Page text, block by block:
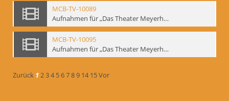
MCB-TV-10089
Aufnahmen für „Das Theater Meyerholds und die Biomechanik“ (3). Etüde „Der Dolchstoß“, Ausschnitt 1 - Interne Signatur: BM-vid-3_A1
MCB-TV-10095
Aufnahmen für „Das Theater Meyerholds und die Biomechanik“ (6). Biomechanische Grundelemente und szenische Umsetzung, Ausschnitt 1 - Interne Signatur: BM-vid-6_A1
Zurück 1234 56789 14 15Vor